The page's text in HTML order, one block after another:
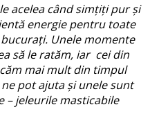
acelea când simțiți pur și
energie pentru toate
Unele momente
să le ratăm, iar cei din
mai mult din timpul
pot ajuta și unele sunt
– jeleurile masticabile